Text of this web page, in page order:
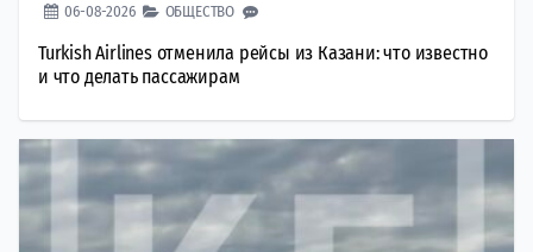
06-08-2026 ОБЩЕСТВО
Turkish Airlines отменила рейсы из Казани: что известно
и что делать пассажирам